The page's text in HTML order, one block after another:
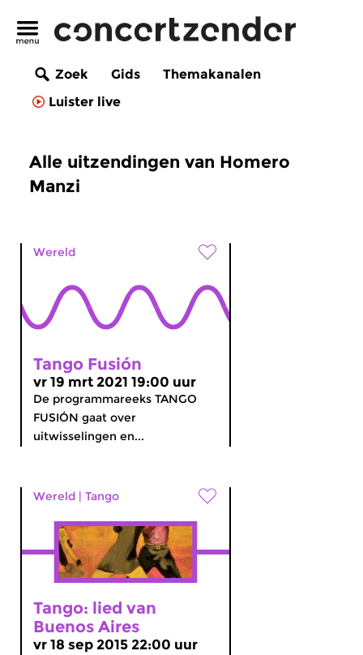
Zoek Gids
Themakanalen
Luister live
Alle uitzendingen van Homero
Manzi
Wereld
Tango Fusión
vr 19 mrt 2021 19:00 uur
De programmareeks TANGO
FUSIÓN gaat over
uitwisselingen en...
Wereld | Tango
Tango: lied van
Buenos Aires
vr 18 sep 2015 22:00 uur